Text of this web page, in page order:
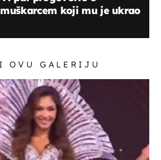
koji mu je ukrao
I OVU GALERIJU